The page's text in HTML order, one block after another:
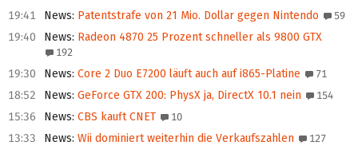
19:41
News: Patentstrafe von 21 Mio. Dollar gegen Nintendo 59
19:40 News: Radeon 4870 25 Prozent schneller als 9800 GTX
192
19:30 News: Core 2 Duo E7200 läuft auch auf i865-Platine 71
18:52 News: GeForce GTX 200: PhysX ja, DirectX 10.1 nein 154
15:36 News: CBS kauft CNET 10
13:33 News: Wii dominiert weiterhin die Verkaufszahlen 127